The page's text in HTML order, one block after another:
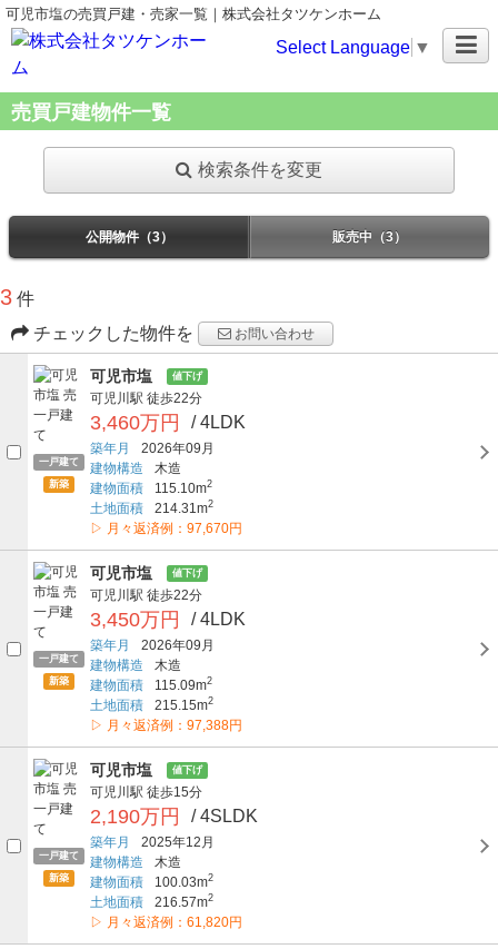
可児市塩の売買戸建・売家一覧｜株式会社タツケンホーム
Select Language ▼
売買戸建物件一覧
検索条件を変更
公開物件（3） 販売中（3）
3 件
チェックした物件を
お問い合わせ
一戸建て
新築
可児市塩 値下げ
可児川駅 徒歩22分
3,460万円 / 4LDK
築年月
2026年09月
建物構造
木造
建物面積
115.10m2
土地面積 214.31m2
▷ 月々返済例：97,670円
一戸建て
新築
可児市塩 値下げ
可児川駅 徒歩22分
3,450万円 / 4LDK
築年月
2026年09月
建物構造
木造
建物面積
115.09m2
土地面積 215.15m2
▷ 月々返済例：97,388円
一戸建て
新築
可児市塩 値下げ
可児川駅 徒歩15分
2,190万円 / 4SLDK
築年月
2025年12月
建物構造
木造
建物面積
100.03m2
土地面積 216.57m2
▷ 月々返済例：61,820円